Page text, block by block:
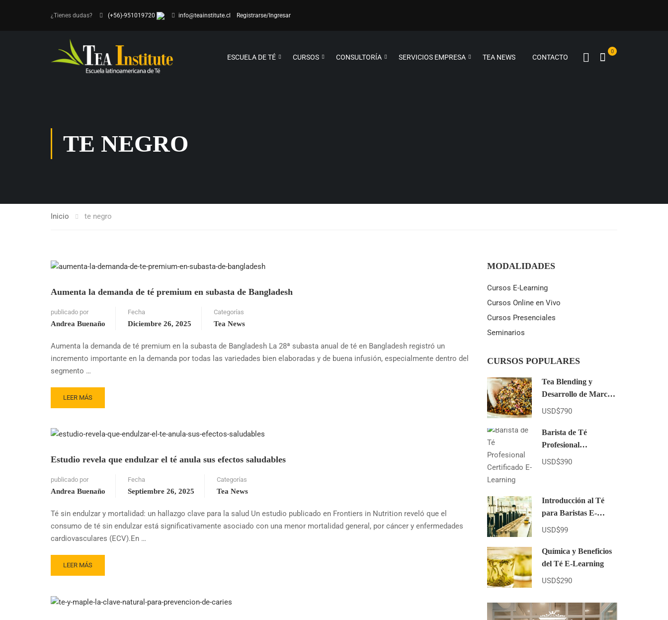
¿Tienes dudas? (+56)-951019720 info@teainstitute.cl Registrarse/Ingresar
ESCUELA DE TÉ CURSOS CONSULTORÍA SERVICIOS EMPRESA TEA NEWS CONTACTO
0
TE NEGRO
Inicio te negro
Aumenta la demanda de té premium en subasta de Bangladesh
publicado por
Andrea Buenaño
Fecha
Diciembre 26, 2025
Categorías
Tea News
Aumenta la demanda de té premium en la subasta de Bangladesh La 28ª subasta anual de té en Bangladesh registró un
incremento importante en la demanda por todas las variedades bien elaboradas y de buena infusión, especialmente dentro del
segmento …
READ
MORE
LA
PREMIUM
SUBASTA
BANGLADESH
LEER MÁS
Estudio revela que endulzar el té anula sus efectos saludables
publicado por
Andrea Buenaño
Fecha
Septiembre 26, 2025
Categorías
Tea News
Té sin endulzar y mortalidad: un hallazgo clave para la salud Un estudio publicado en Frontiers in Nutrition reveló que el
consumo de té sin endulzar está significativamente asociado con una menor mortalidad general, por cáncer y enfermedades
cardiovasculares (ECV).En …
READ
MORE
REVELA
LEER MÁS
MODALIDADES
Cursos E-Learning
Cursos Online en Vivo
Cursos Presenciales
Seminarios
CURSOS POPULARES
Tea Blending y
Desarrollo de Marcas
de Té E-Learning
USD$790
Barista de Té
Profesional
Certificado E-
USD$390
Introducción al Té
para Baristas E-
learning
USD$99
Química y Beneficios
del Té E-Learning
USD$290